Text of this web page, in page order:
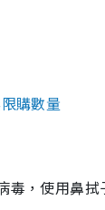
購數量
毒，使用鼻拭